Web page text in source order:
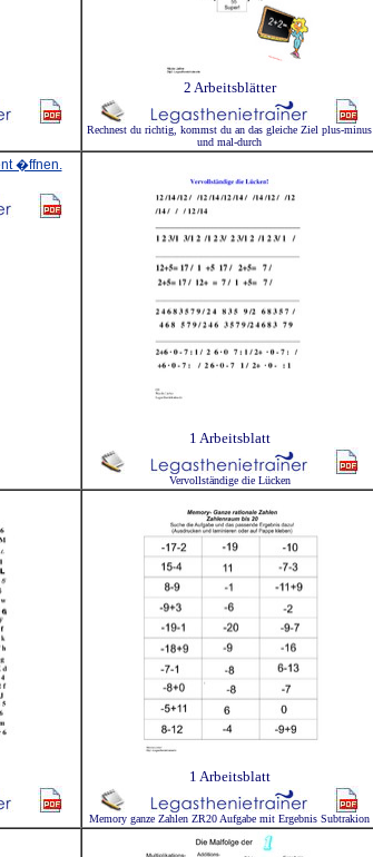
2 Arbeitsblätter
Rechnest du richtig, kommst du an das gleiche Ziel plus-minus
und mal-durch
1 Arbeitsblatt
Vervollständige die Lücken
1 Arbeitsblatt
Memory ganze Zahlen ZR20 Aufgabe mit Ergebnis Subtrakion